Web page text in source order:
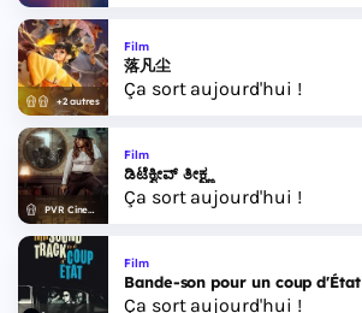
+2 autres
Film
落凡尘
Ça sort aujourd'hui !
PVR Cinemas
Film
ಡಿಟೆಕ್ವೀವ್ ತೀಕ್ಷ್ಣ
Ça sort aujourd'hui !
Film
Bande-son pour un coup d'État
Ça sort aujourd'hui !